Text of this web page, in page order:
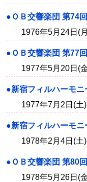
●ＯＢ交響楽団 第74
1976年5月24日(
●ＯＢ交響楽団 第77
1977年5月20日(
●新宿フィルハーモ
1977年7月2日(
●新宿フィルハーモ
1978年2月4日(
●ＯＢ交響楽団 第80
1978年5月26日(